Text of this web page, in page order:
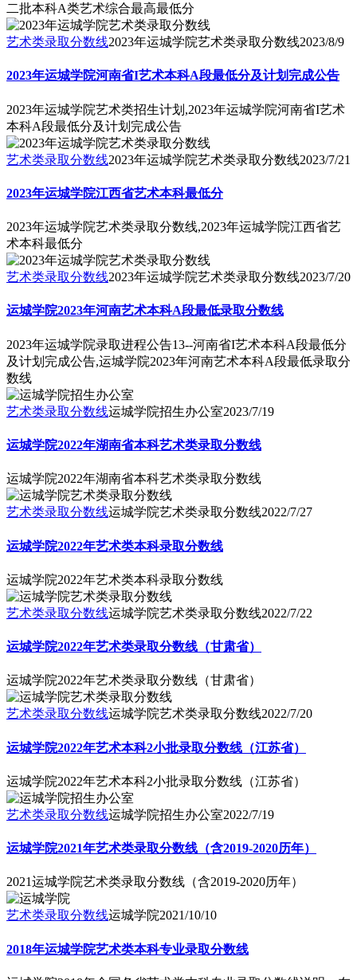
二批本科A类艺术综合最高最低分
艺术类录取分数线2023年运城学院艺术类录取分数线2023/8/9
2023年运城学院河南省I艺术本科A段最低分及计划完成公告
2023年运城学院艺术类招生计划,2023年运城学院河南省I艺术
本科A段最低分及计划完成公告
艺术类录取分数线2023年运城学院艺术类录取分数线2023/7/21
2023年运城学院江西省艺术本科最低分
2023年运城学院艺术类录取分数线,2023年运城学院江西省艺
术本科最低分
艺术类录取分数线2023年运城学院艺术类录取分数线2023/7/20
运城学院2023年河南艺术本科A段最低录取分数线
2023年运城学院录取进程公告13--河南省I艺术本科A段最低分
及计划完成公告,运城学院2023年河南艺术本科A段最低录取分
数线
艺术类录取分数线运城学院招生办公室2023/7/19
运城学院2022年湖南省本科艺术类录取分数线
运城学院2022年湖南省本科艺术类录取分数线
艺术类录取分数线运城学院艺术类录取分数线2022/7/27
运城学院2022年艺术类本科录取分数线
运城学院2022年艺术类本科录取分数线
艺术类录取分数线运城学院艺术类录取分数线2022/7/22
运城学院2022年艺术类录取分数线（甘肃省）
运城学院2022年艺术类录取分数线（甘肃省）
艺术类录取分数线运城学院艺术类录取分数线2022/7/20
运城学院2022年艺术本科2小批录取分数线（江苏省）
运城学院2022年艺术本科2小批录取分数线（江苏省）
艺术类录取分数线运城学院招生办公室2022/7/19
运城学院2021年艺术类录取分数线（含2019-2020历年）
2021运城学院艺术类录取分数线（含2019-2020历年）
艺术类录取分数线运城学院2021/10/10
2018年运城学院艺术类本科专业录取分数线